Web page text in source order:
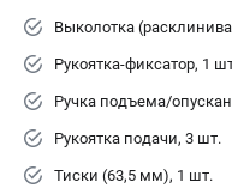
Выколотка
Рукоятка-фиксатор, 1
Ручка подъема/
Рукоятка подачи, 3 шт.
Тиски (63,5 мм), 1 шт.